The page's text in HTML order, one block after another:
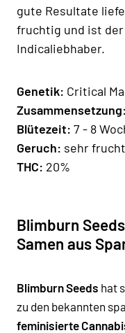
gute Resultate
fruchtig und ist
Indicaliebhaber.
Genetik: Critical
Zusammensetzung:
Blütezeit: 7 - 8
Geruch: sehr
THC: 20%
Blimburn
Samen aus
Blimburn Seeds hat
zu den bekannten
feminisierte